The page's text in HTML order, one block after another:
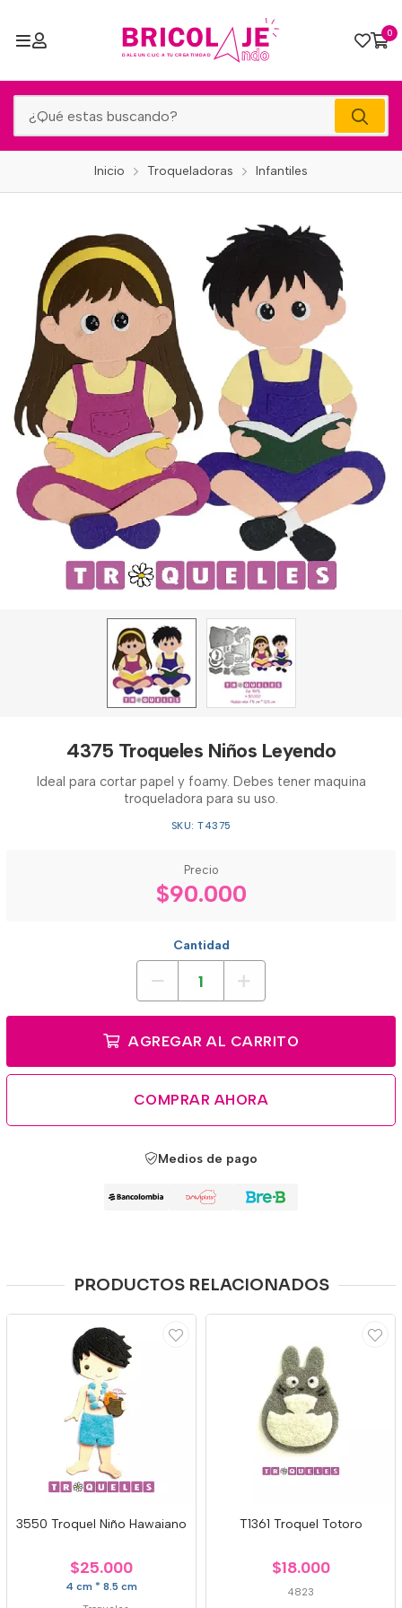
0
Inicio Troqueladoras Infantiles
4375 Troqueles Niños Leyendo
Ideal para cortar papel y foamy. Debes tener maquina
troqueladora para su uso.
SKU: T4375
Precio
$90.000
Cantidad
AGREGAR AL CARRITO
COMPRAR AHORA
Medios de pago
PRODUCTOS RELACIONADOS
3550 Troquel Niño Hawaiano
$25.000
4 cm * 8.5 cm
T1361 Troquel Totoro
$18.000
4823